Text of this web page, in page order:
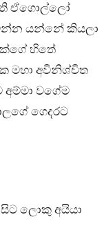
ඒගොල්ලෝ
යන්නේ කියලා
හිතේ
මහා අවිනිශ්චිත
වගේම
ගෙදරට
ලොකු අයියා